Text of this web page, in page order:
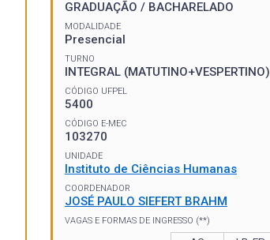
GRADUAÇÃO / BACHARELADO
MODALIDADE
Presencial
TURNO
INTEGRAL (MATUTINO+VESPERTINO)
CÓDIGO UFPEL
5400
CÓDIGO E-MEC
103270
UNIDADE
Instituto de Ciências Humanas
COORDENADOR
JOSÉ PAULO SIEFERT BRAHM
VAGAS E FORMAS DE INGRESSO (**)